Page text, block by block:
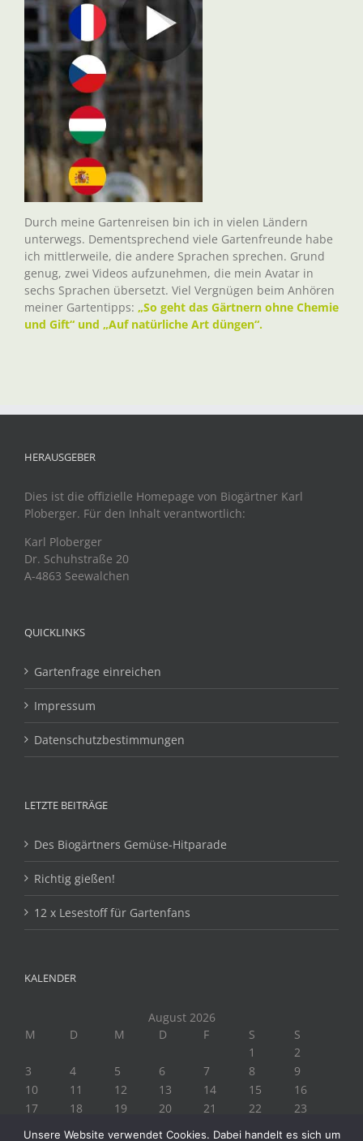
Durch meine Gartenreisen bin ich in vielen Ländern
unterwegs. Dementsprechend viele Gartenfreunde habe
ich mittlerweile, die andere Sprachen sprechen. Grund
genug, zwei Videos aufzunehmen, die mein Avatar in
sechs Sprachen übersetzt. Viel Vergnügen beim Anhören
meiner Gartentipps: „So geht das Gärtnern ohne Chemie
und Gift“ und „Auf natürliche Art düngen“.
HERAUSGEBER
Dies ist die offizielle Homepage von Biogärtner Karl
Ploberger. Für den Inhalt verantwortlich:
Karl Ploberger
Dr. Schuhstraße 20
A-4863 Seewalchen
QUICKLINKS
Gartenfrage einreichen
Impressum
Datenschutzbestimmungen
LETZTE BEITRÄGE
Des Biogärtners Gemüse-Hitparade
Richtig gießen!
12 x Lesestoff für Gartenfans
KALENDER
August 2026
M
D M D F S
S
1
2
3
4 5 6 7 8
9
10
11 12 13 14 15
16
17
18 19 20 21 22
23
Unsere Website verwendet Cookies. Dabei handelt es sich um